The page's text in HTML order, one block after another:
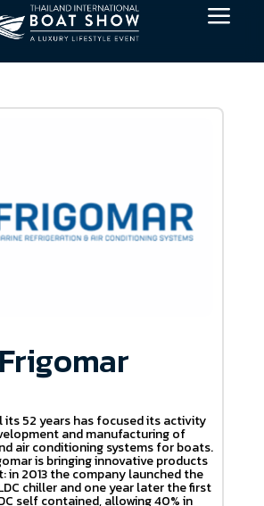
a
Frigomar
its 52 years has focused its activity
and manufacturing of
air conditioning systems for boats.
is bringing innovative products
in 2013 the company launched the
chiller and one year later the first
self contained, allowing 40% in